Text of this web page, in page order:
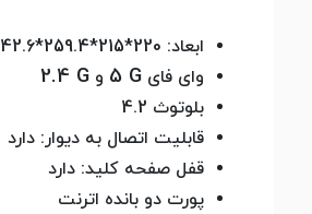
ابعاد: 220*215*259.4*42.6 میلی متر
وای فای 5 G و 2.4 G
بلوتوث 4.2
قابلیت اتصال به دیوار: دارد
قفل صفحه کلید: دارد
پورت دو بانده اترنت